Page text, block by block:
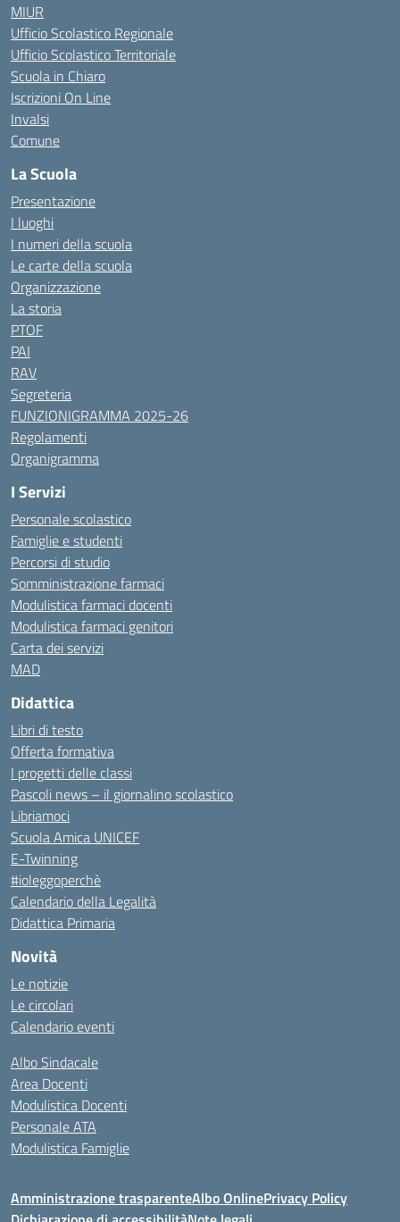
MIUR
Ufficio Scolastico Regionale
Ufficio Scolastico Territoriale
Scuola in Chiaro
Iscrizioni On Line
Invalsi
Comune
La Scuola
Presentazione
I luoghi
I numeri della scuola
Le carte della scuola
Organizzazione
La storia
PTOF
PAI
RAV
Segreteria
FUNZIONIGRAMMA 2025-26
Regolamenti
Organigramma
I Servizi
Personale scolastico
Famiglie e studenti
Percorsi di studio
Somministrazione farmaci
Modulistica farmaci docenti
Modulistica farmaci genitori
Carta dei servizi
MAD
Didattica
Libri di testo
Offerta formativa
I progetti delle classi
Pascoli news – il giornalino scolastico
Libriamoci
Scuola Amica UNICEF
E-Twinning
#ioleggoperchè
Calendario della Legalità
Didattica Primaria
Novità
Le notizie
Le circolari
Calendario eventi
Albo Sindacale
Area Docenti
Modulistica Docenti
Personale ATA
Modulistica Famiglie
Amministrazione trasparenteAlbo OnlinePrivacy Policy